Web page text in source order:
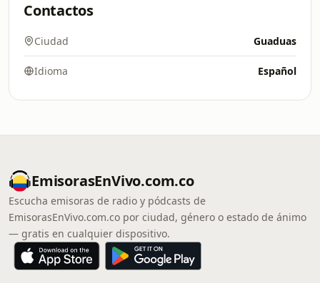
Contactos
Ciudad Guaduas
Idioma Español
EmisorasEnVivo.com.co
Escucha emisoras de radio y pódcasts de
EmisorasEnVivo.com.co por ciudad, género o estado de ánimo
— gratis en cualquier dispositivo.